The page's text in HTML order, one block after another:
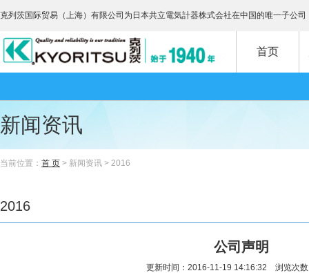
克列茨国际贸易（上海）有限公司为日本共立電気計器株式会社在中国的唯一子公司
首页
新闻资讯
当前位置： 首 页 > 新闻资讯 > 2016
2016
公司声明
更新时间：2016-11-19 14:16:32 浏览次